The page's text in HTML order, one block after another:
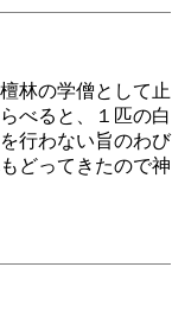
林の学僧として止
べると、１匹の白
行わない旨のわび
どってきたので神